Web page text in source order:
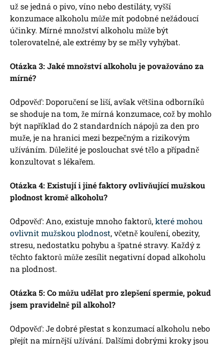
už se jedná o pivo, víno nebo destiláty, vyšší
konzumace alkoholu může mít podobné nežádoucí
účinky. Mírné množství alkoholu může být
tolerovatelné, ale extrémy by se měly vyhýbat.
Otázka 3: Jaké množství alkoholu je považováno za
mírné?
Odpověď: Doporučení se liší, avšak většina odborníků
se shoduje na tom, že mírná konzumace, což by mohlo
být například do 2 standardních nápojů za den pro
muže, je na hranici mezi bezpečným a rizikovým
užíváním. Důležité je poslouchat své tělo a případně
konzultovat s lékařem.
Otázka 4: Existují i jiné faktory ovlivňující mužskou
plodnost kromě alkoholu?
Odpověď: Ano, existuje mnoho faktorů,které mohou
ovlivnit mužskou plodnost, včetně kouření, obezity,
stresu, nedostatku pohybu a špatné stravy. Každý z
těchto faktorů může zesílit negativní dopad alkoholu
na plodnost.
Otázka 5: Co můžu udělat pro zlepšení spermie, pokud
jsem pravidelně pil alkohol?
Odpověď: Je dobré přestat s konzumací alkoholu nebo
přejít na mírnější užívání. Dalšími dobrými kroky jsou